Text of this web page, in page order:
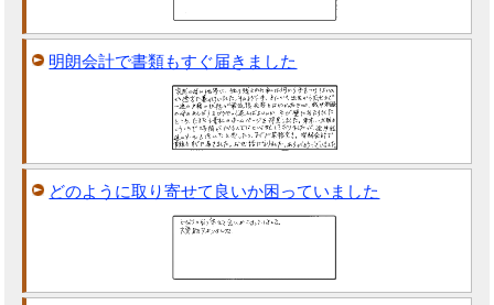
明朗会計で書類もすぐ届きました
どのように取り寄せて良いか困っていました